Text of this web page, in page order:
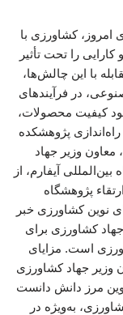
امروز، کشاورزی با
را تحت تأثیر
با این چالش‌ها،
در فرآیندهای
کیفیت محصولات،
پژوهشکده
وزیر جهاد
آیفارم، از
پژوهشگاه
نوین کشاورزی خبر
کشاورزی برای
است. مزایای
جهاد کشاورزی
مرز دانش دانست
به‌ویژه در